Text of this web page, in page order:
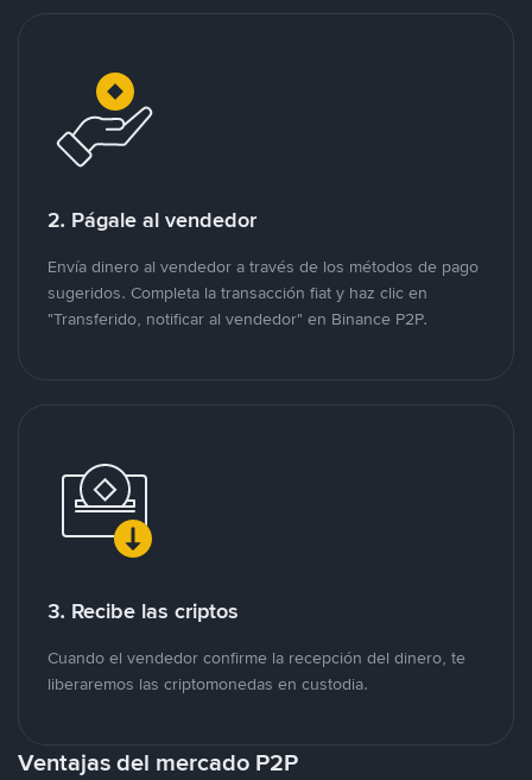
2. Págale al vendedor
Envía dinero al vendedor a través de los métodos de pago
sugeridos. Completa la transacción fiat y haz clic en
"Transferido, notificar al vendedor" en Binance P2P.
3. Recibe las criptos
Cuando el vendedor confirme la recepción del dinero, te
liberaremos las criptomonedas en custodia.
Ventajas del mercado P2P